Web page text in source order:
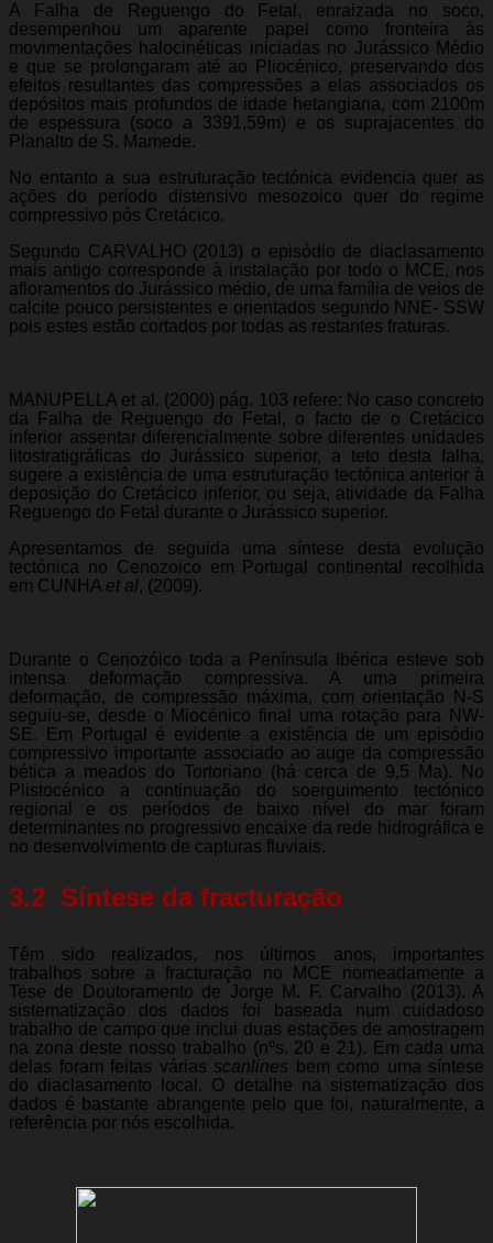
A Falha de Reguengo do Fetal, enraizada no soco,
desempenhou um aparente papel como fronteira às
movimentações halocinéticas iniciadas no Jurássico Médio
e que se prolongaram até ao Pliocénico, preservando dos
efeitos resultantes das compressões a elas associados os
depósitos mais profundos de idade hetangiana, com 2100m
de espessura (soco a 3391,59m) e os suprajacentes do
Planalto de S. Mamede.
No entanto a sua estruturação tectónica evidencia quer as
ações do período distensivo mesozoico quer do regime
compressivo pós Cretácico.
Segundo CARVALHO (2013) o episódio de diaclasamento
mais antigo corresponde à instalação por todo o MCE, nos
afloramentos do Jurássico médio, de uma família de veios de
calcite pouco persistentes e orientados segundo NNE- SSW
pois estes estão cortados por todas as restantes fraturas.
MANUPELLA et al. (2000) pág. 103 refere: No caso concreto
da Falha de Reguengo do Fetal, o facto de o Cretácico
inferior assentar diferencialmente sobre diferentes unidades
litostratigráficas do Jurássico superior, a teto desta falha,
sugere a existência de uma estruturação tectónica anterior à
deposição do Cretácico inferior, ou seja, atividade da Falha
Reguengo do Fetal durante o Jurássico superior.
Apresentamos de seguida uma síntese desta evolução
tectónica no Cenozoico em Portugal continental recolhida
em CUNHA et al, (2009).
Durante o Cenozóico toda a Península Ibérica esteve sob
intensa deformação compressiva. A uma primeira
deformação, de compressão máxima, com orientação N-S
seguiu-se, desde o Miocénico final uma rotação para NW-
SE. Em Portugal é evidente a existência de um episódio
compressivo importante associado ao auge da compressão
bética a meados do Tortoriano (há cerca de 9,5 Ma). No
Plistocénico a continuação do soerguimento tectónico
regional e os períodos de baixo nível do mar foram
determinantes no progressivo encaixe da rede hidrográfica e
no desenvolvimento de capturas fluviais.
3.2  Síntese da fracturação
Têm sido realizados, nos últimos anos, importantes
trabalhos sobre a fracturação no MCE nomeadamente a
Tese de Doutoramento de Jorge M. F. Carvalho (2013). A
sistematização dos dados foi baseada num cuidadoso
trabalho de campo que inclui duas estações de amostragem
na zona deste nosso trabalho (nºs. 20 e 21). Em cada uma
delas foram feitas várias scanlines bem como uma síntese
do diaclasamento local. O detalhe na sistematização dos
dados é bastante abrangente pelo que foi, naturalmente, a
referência por nós escolhida.